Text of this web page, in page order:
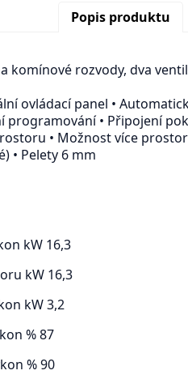
Popis produktu
komínové rozvody, dva
ovládací panel •
programování • Připojení
• Možnost více
• Pelety 6 mm
kW 16,3
kW 16,3
kW 3,2
% 87
% 90